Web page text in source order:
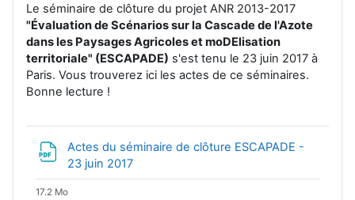
Le séminaire de clôture du projet ANR 2013-2017
"Évaluation de Scénarios sur la Cascade de l'Azote
dans les Paysages Agricoles et moDElisation
territoriale" (ESCAPADE) s'est tenu le 23 juin 2017 à
Paris. Vous trouverez ici les actes de ce séminaires.
Bonne lecture !
Actes du séminaire de clôture ESCAPADE -
23 juin 2017
17.2 Mo